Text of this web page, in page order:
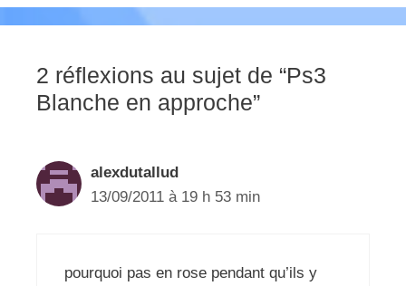
2 réflexions au sujet de “Ps3
Blanche en approche”
alexdutallud
13/09/2011 à 19 h 53 min
pourquoi pas en rose pendant qu’ils y